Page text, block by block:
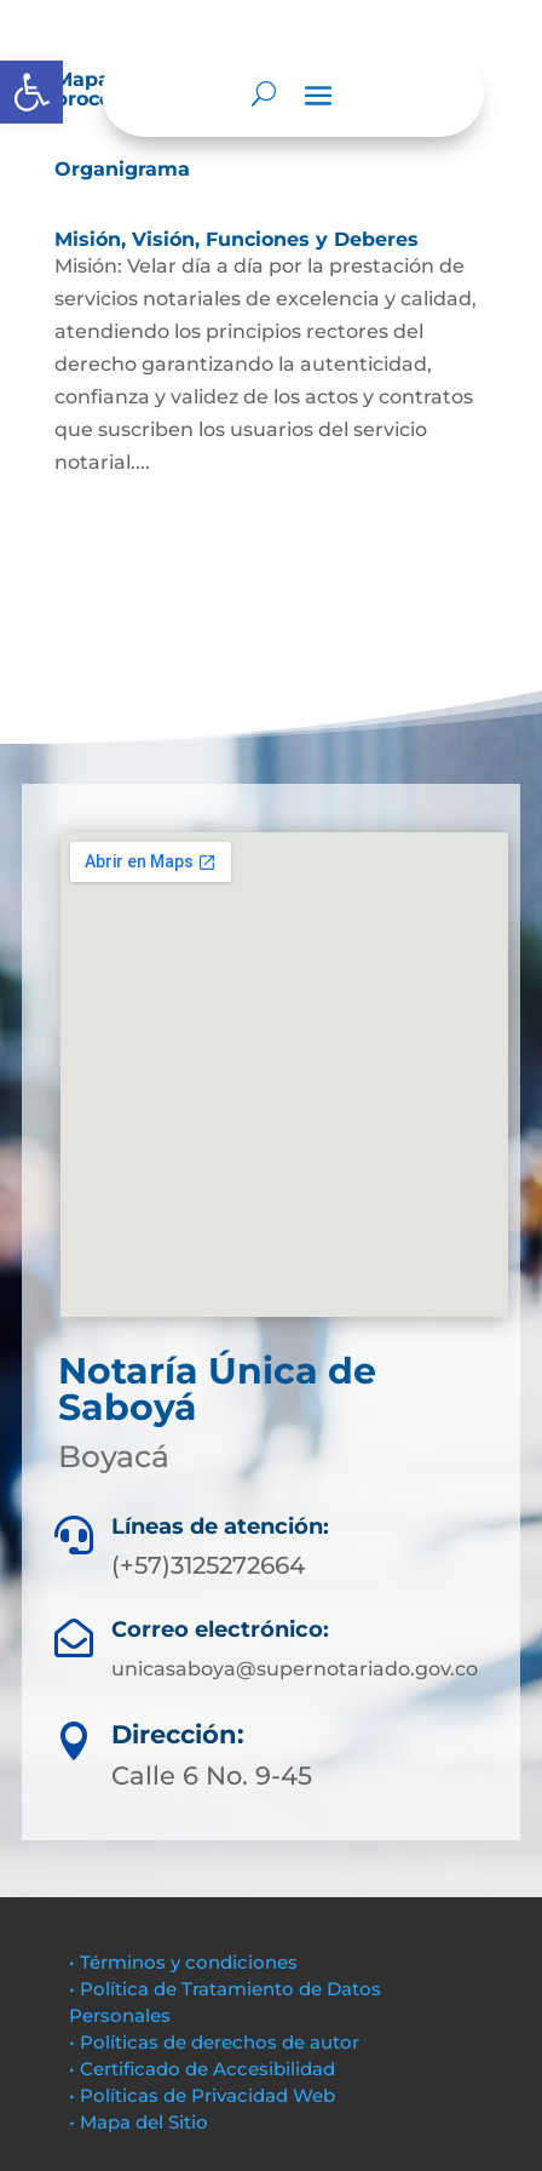
Abrir barra de herramientas
Mapas y cartas descriptivas de los
procesos
Organigrama
Misión, Visión, Funciones y Deberes
Misión: Velar día a día por la prestación de
servicios notariales de excelencia y calidad,
atendiendo los principios rectores del
derecho garantizando la autenticidad,
confianza y validez de los actos y contratos
que suscriben los usuarios del servicio
notarial....
Notaría Única de
Saboyá
Boyacá
 Líneas de atención:
(+57)3125272664
 Correo electrónico:
unicasaboya@supernotariado.gov.co

Dirección:
Calle 6 No. 9-45
• Términos y condiciones
• Política de Tratamiento de Datos
Personales
• Políticas de derechos de autor
• Certificado de Accesibilidad
• Políticas de Privacidad Web
• Mapa del Sitio